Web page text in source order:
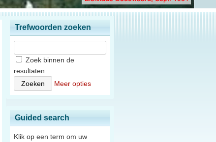
Trefwoorden zoeken
Zoek binnen de
resultaten
Meer opties
Guided search
Klik op een term om uw